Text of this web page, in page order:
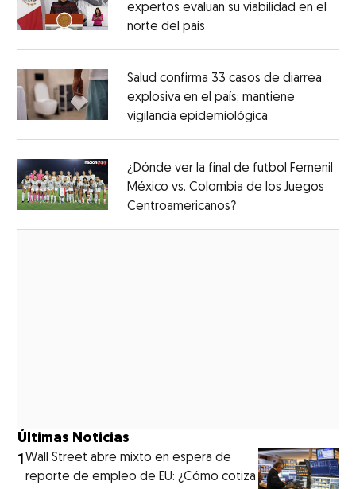
expertos evaluan su viabilidad en el
norte del país
Salud confirma 33 casos de diarrea
explosiva en el país; mantiene
vigilancia epidemiológica
¿Dónde ver la final de futbol Femenil
México vs. Colombia de los Juegos
Centroamericanos?Opens in new
Últimas Noticias
1Wall Street abre mixto en espera de
reporte de empleo de EU: ¿Cómo cotiza